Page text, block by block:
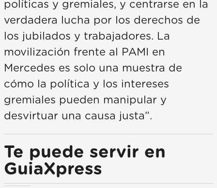
políticas y gremiales, y centrarse en la
verdadera lucha por los derechos de
los jubilados y trabajadores. La
movilización frente al PAMI en
Mercedes es solo una muestra de
cómo la política y los intereses
gremiales pueden manipular y
desvirtuar una causa justa”.
Te puede servir en
GuiaXpress